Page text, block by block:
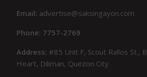
Email: advertise@saksingayon.com
Phone: 7757-2769
Address:#85 Unit F, Scout Rallos St.,
Heart, Diliman, Quezon City